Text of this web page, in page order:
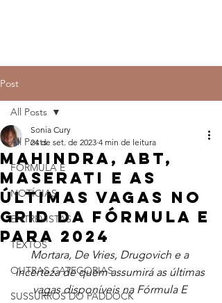
Post
All Posts
FÓRMULA E
NOTÍCIAS
ENTREVISTAS
TEXTOS
OUTRAS CATEGORIAS
SUSSURROS DO PADDOCK
All Posts
Mahindra, ABT,
Maserati e as
últimas vagas no
grid da Fórmula E
para 2024
Sonia Cury
24 de set. de 2023 4 min de leitura
Mortara, De Vries, Drugovich e a
incerteza de quem assumirá as últimas
vagas disponíveis na Fórmula E